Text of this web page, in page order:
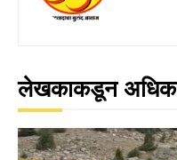
लेखकाकडून अधिक